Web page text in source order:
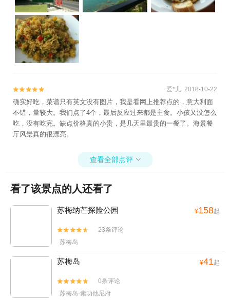

 爱*儿 2018-10-22
确实好吃，菜谱只有英文没有图片，我是看网上推荐点的，意大利面
不错，量较大。我们点了4个，最后反应过来都是主食。小孩又没怎么
吃，没有吃完。缺点价格真的小贵，是几天里最贵的一餐了。海景餐
厅风景真的很漂亮。
查看全部点评 
看了该景点的人还看了
苏梅纳芒探险公园 ¥158起


23条评论
苏梅岛
苏梅岛 ¥41起


0条评论
苏梅岛·素叻他尼府